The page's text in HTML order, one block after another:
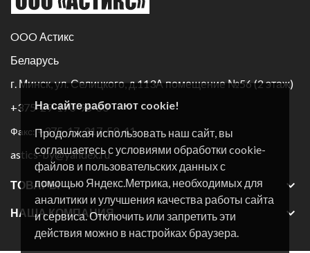
На сайте работают cookie!
Продолжая использовать наш сайт, вы
соглашаетесь с условиями обработки cookie-
файлов и пользовательских данных с
помощью Яндекс.Метрика, необходимых для
аналитики и улучшения качества работы сайта
и сервиса. Отключить или запретить эти
действия можно в настройках браузера.
OOO Астикс
Беларусь
г. Минск, ул. Селицкого, д.113А помещение №56 (2 этаж)
+375-29-170-96-60
Факс:+375-17-317-59-41
astics-by@yandex.ru
ТОВАРЫ 
НАША КОМПАНИЯ 